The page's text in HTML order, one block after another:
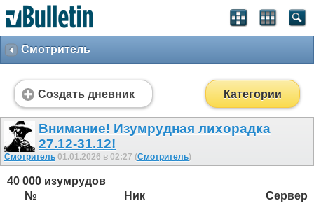
Смотритель
Создать дневник Категории
Внимание! Изумрудная лихорадка
27.12-31.12!
Смотритель 01.01.2026 в 02:27 (Смотритель)
40 000 изумрудов
№
Ник
Сервер